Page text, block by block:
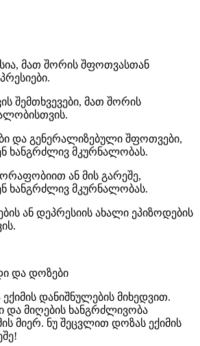
მათ შორის შფოთვასთან
შემთხვევები, მათ შორის
და გენერალიზებული შფოთვები,
ხანგრძლივ მკურნალობას.
ან მის გარეშე,
ხანგრძლივ მკურნალობას.
ან დეპრესიის ახალი ეპიზოდების
და დოზები
დანიშნულების მიხედვით.
და მიღების ხანგრძლივობა
მიერ. ნუ შეცვლით დოზას ექიმის